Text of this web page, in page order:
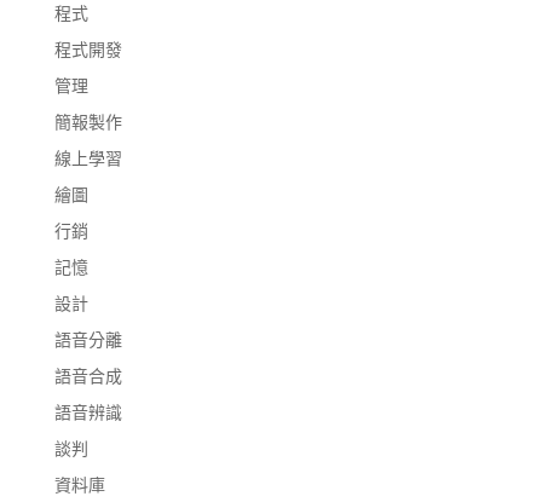
程式
程式開發
管理
簡報製作
線上學習
繪圖
行銷
記憶
設計
語音分離
語音合成
語音辨識
談判
資料庫